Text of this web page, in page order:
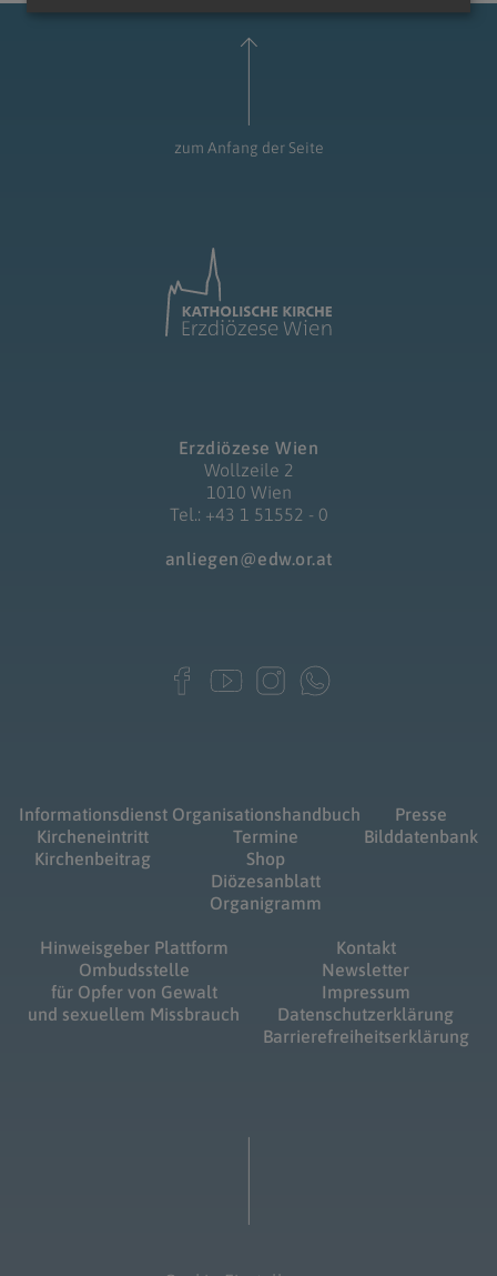
zum Anfang der Seite
Erzdiözese Wien
Wollzeile 2
1010 Wien
Tel.: +43 1 51552 - 0
anliegen@edw.or.at
Informationsdienst
Kircheneintritt
Kirchenbeitrag
Organisationshandbuch
Termine
Shop
Diözesanblatt
Organigramm
Presse
Bilddatenbank
Hinweisgeber Plattform
Ombudsstelle
für Opfer von Gewalt
und sexuellem Missbrauch
Kontakt
Newsletter
Impressum
Datenschutzerklärung
Barrierefreiheitserklärung